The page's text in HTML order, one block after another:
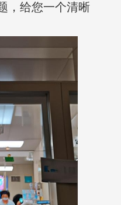
，给您一个清晰